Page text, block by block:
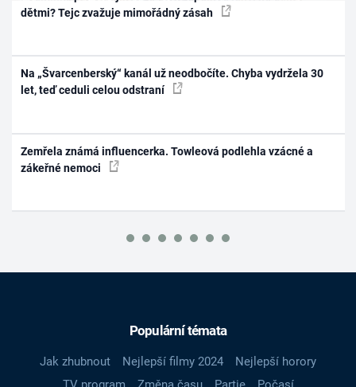
dětmi? Tejc zvažuje mimořádný zásah
Na „Švarcenberský“ kanál už neodbočíte. Chyba vydržela 30
let, teď ceduli celou odstraní
Zemřela známá influencerka. Towleová podlehla vzácné a
zákeřné nemoci
Populární témata
Jak zhubnout Nejlepší filmy 2024
Nejlepší horory